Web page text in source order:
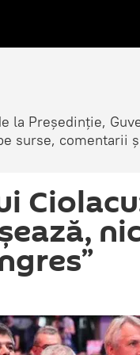
la Președinție,
surse, comentarii